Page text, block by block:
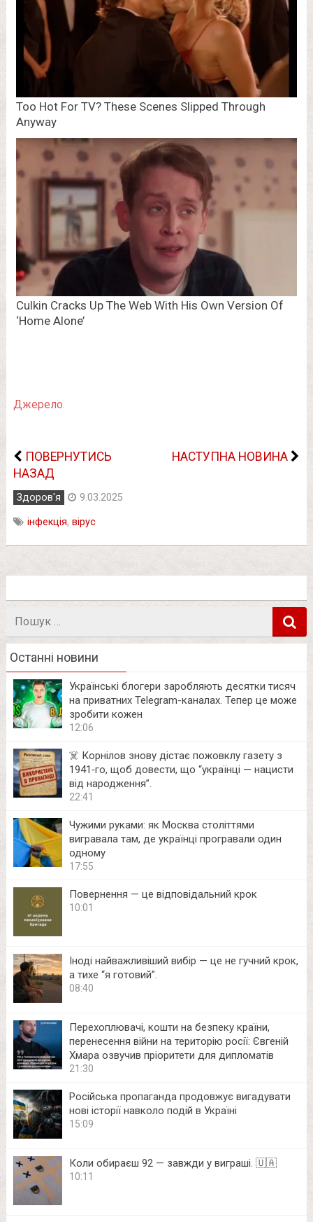
Джерело.
ПОВЕРНУТИСЬ
НАЗАД
НАСТУПНА НОВИНА
Здоров'я 9.03.2025
інфекція, вірус
Останні новини
Українські блогери заробляють десятки тисяч
на приватних Telegram-каналах. Тепер це може
зробити кожен
12:06
☠️ Корнілов знову дістає пожовклу газету з
1941‑го, щоб довести, що “українці — нацисти
від народження”.
22:41
Чужими руками: як Москва століттями
вигравала там, де українці програвали один
одному
17:55
Повернення — це відповідальний крок
10:01
Іноді найважливіший вибір — це не гучний крок,
а тихе “я готовий”.
08:40
Перехоплювачі, кошти на безпеку країни,
перенесення війни на територію росії: Євгеній
Хмара озвучив пріоритети для дипломатів
21:30
Російська пропаганда продовжує вигадувати
нові історії навколо подій в Україні
15:09
Коли обираєш 92 — завжди у виграші. 🇺🇦
10:11